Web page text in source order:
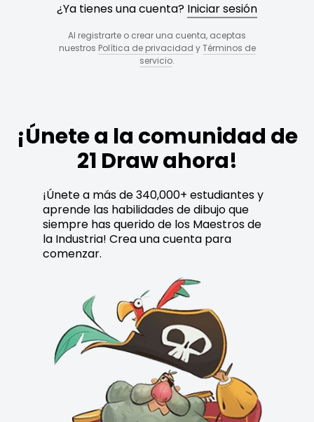
¿Ya tienes una cuenta? Iniciar sesión
Al registrarte o crear una cuenta, aceptas
nuestros Política de privacidad yTérminos de
servicio.
¡Únete a la comunidad de
21 Draw ahora!
¡Únete a más de 340,000+ estudiantes y
aprende las habilidades de dibujo que
siempre has querido de los Maestros de
la Industria! Crea una cuenta para
comenzar.